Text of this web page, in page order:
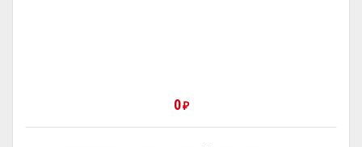
0 ₽